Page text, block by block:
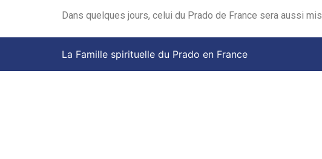
Dans quelques jours, celui du Prado de France sera aussi
La Famille spirituelle du Prado en France